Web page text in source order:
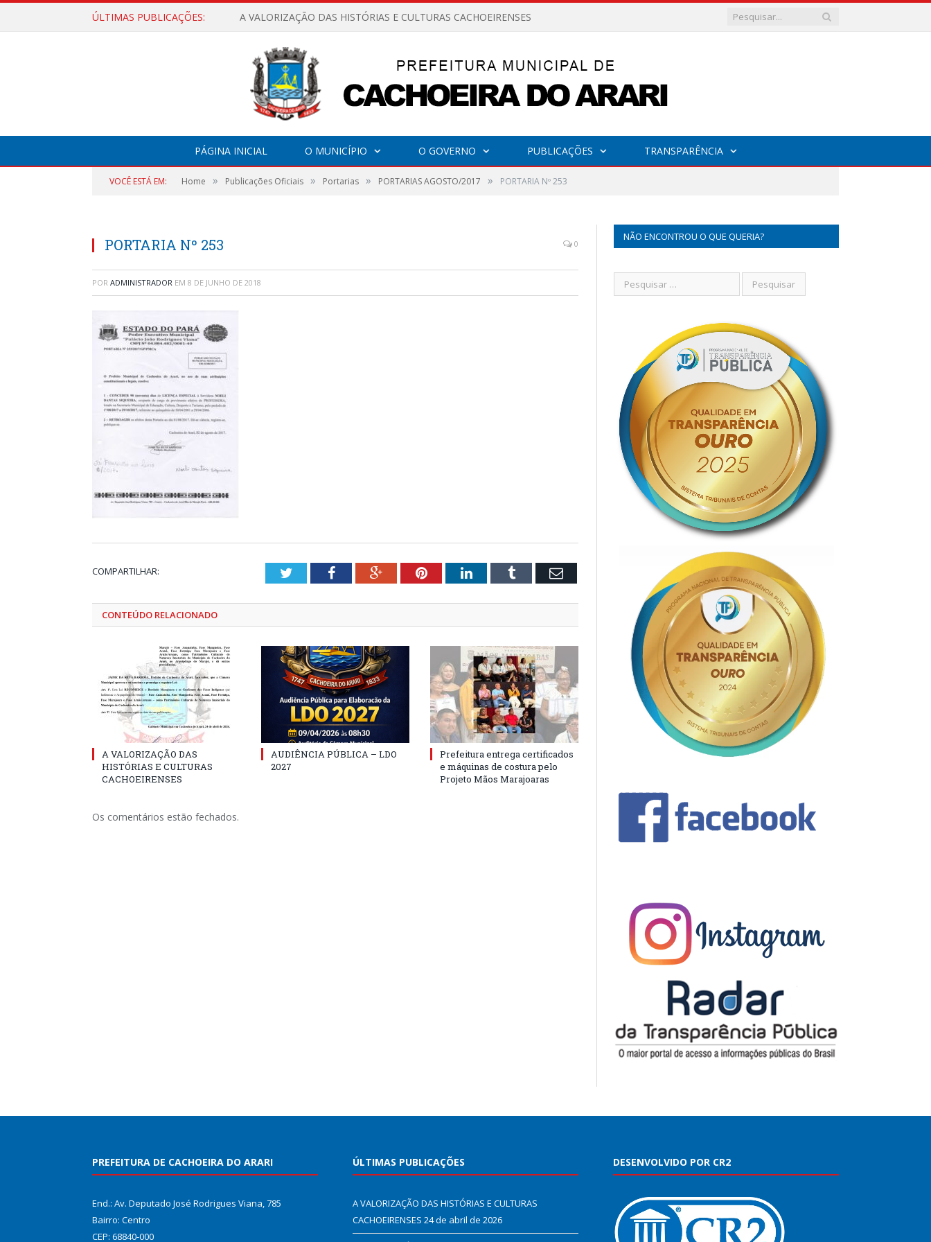
ÚLTIMAS PUBLICAÇÕES: A VALORIZAÇÃO DAS HISTÓRIAS E CULTURAS CACHOEIRENSES
PÁGINA INICIAL O MUNICÍPIO O GOVERNO PUBLICAÇÕES TRANSPARÊNCIA
VOCÊ ESTÁ EM: Home » Publicações Oficiais » Portarias » PORTARIAS AGOSTO/2017 » PORTARIA Nº 253
PORTARIA Nº 253 0
POR ADMINISTRADOR EM 8 DE JUNHO DE 2018
COMPARTILHAR: TwitterFacebookGoogle+PinterestLinkedInTumblr Email
CONTEÚDO RELACIONADO
A VALORIZAÇÃO DAS
HISTÓRIAS E CULTURAS
CACHOEIRENSES
AUDIÊNCIA PÚBLICA – LDO
2027
Prefeitura entrega certificados
e máquinas de costura pelo
Projeto Mãos Marajoaras
Os comentários estão fechados.
NÃO ENCONTROU O QUE QUERIA?
PREFEITURA DE CACHOEIRA DO ARARI
End.: Av. Deputado José Rodrigues Viana, 785
Bairro: Centro
CEP: 68840-000
ÚLTIMAS PUBLICAÇÕES
A VALORIZAÇÃO DAS HISTÓRIAS E CULTURAS
CACHOEIRENSES 24 de abril de 2026
DESENVOLVIDO POR CR2